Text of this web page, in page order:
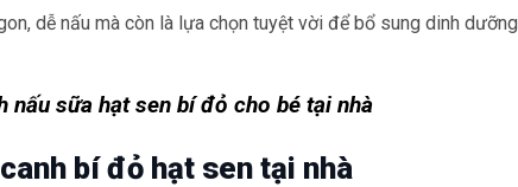
dễ nấu mà còn là lựa chọn tuyệt vời để bổ sung dinh dưỡng
nấu sữa hạt sen bí đỏ cho bé tại nhà
bí đỏ hạt sen tại nhà